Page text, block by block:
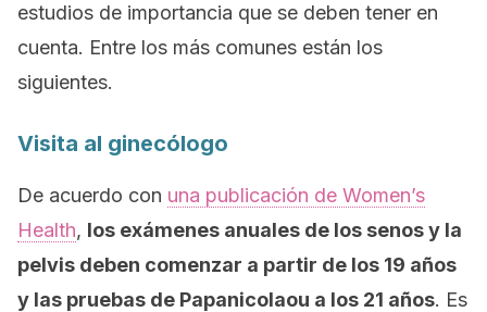
estudios de importancia que se deben tener en
cuenta. Entre los más comunes están los
siguientes.
Visita al ginecólogo
De acuerdo con una publicación de Women’s
Health, los exámenes anuales de los senos y la
pelvis deben comenzar a partir de los 19 años
y las pruebas de Papanicolaou a los 21 años. Es